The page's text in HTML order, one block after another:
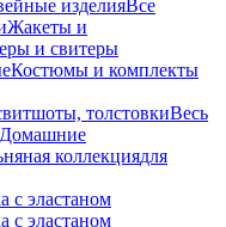
изделияВсе
Жакеты и
и свитеры
Костюмы и комплекты
толстовкиВесь
Домашние
коллекциядля